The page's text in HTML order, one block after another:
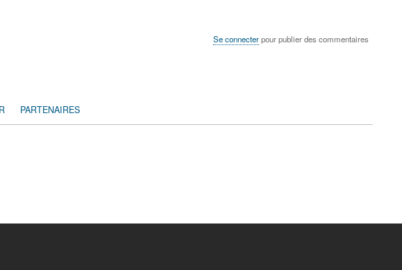
Se connecterpour publier des commentaires
PARTENAIRES